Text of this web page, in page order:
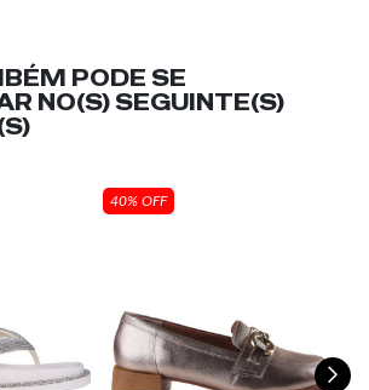
PODE SE
NO(S) SEGUINTE(S)
40% OFF